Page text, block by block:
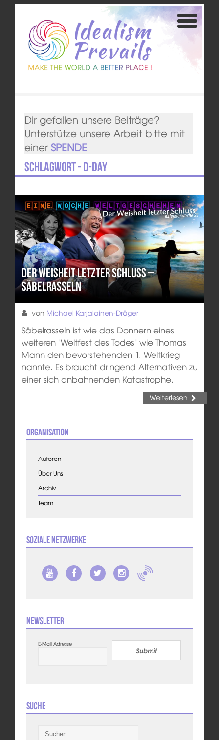
Dir gefallen unsere Beiträge?
Unterstütze unsere Arbeit bitte mit
einer SPENDE
Schlagwort - D-Day
Der Weisheit letzter Schluss –
Säbelrasseln
von Michael Karjalainen-Dräger
Säbelrasseln ist wie das Donnern eines
weiteren "Weltfest des Todes" wie Thomas
Mann den bevorstehenden 1. Weltkrieg
nannte. Es braucht dringend Alternativen zu
einer sich anbahnenden Katastrophe.
Weiterlesen
Organisation
Autoren
Über Uns
Archiv
Team
Soziale Netzwerke
Newsletter
E-Mail Adresse
Submit
Suche
nach: